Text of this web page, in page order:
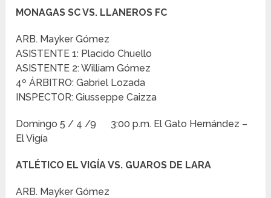
MONAGAS SC VS. LLANEROS FC
ARB. Mayker Gómez
ASISTENTE 1: Placido Chuello
ASISTENTE 2: William Gómez
4º ÁRBITRO: Gabriel Lozada
INSPECTOR: Giusseppe Caizza
Domingo 5 / 4 /9 3:00 p.m. El Gato Hernández –
El Vigía
ATLÉTICO EL VIGÍA VS. GUAROS DE LARA
ARB. Mayker Gómez